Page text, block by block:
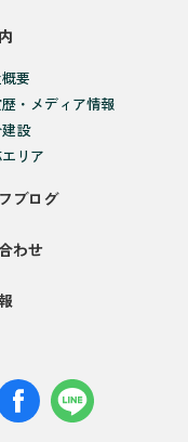
要
・メディア情報
設
リア
ブログ
わせ